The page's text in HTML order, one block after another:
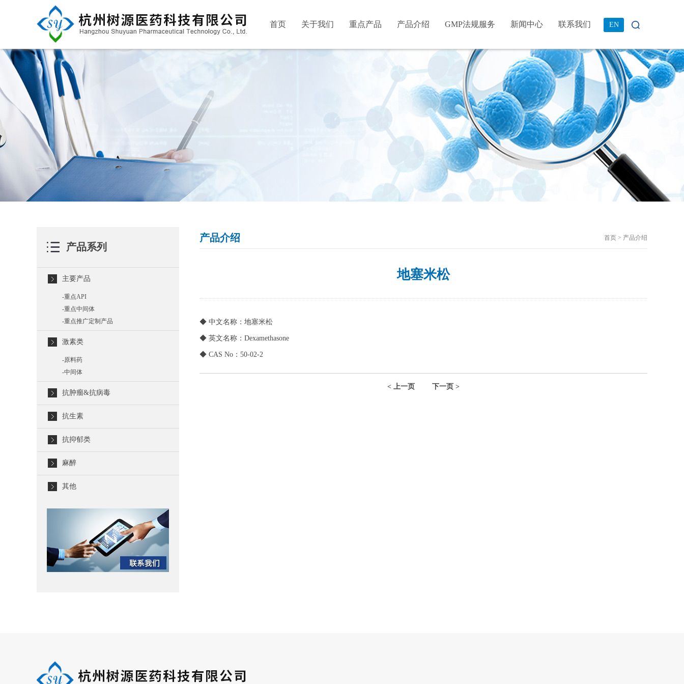
EN
首页 关于我们 重点产品 产品介绍 GMP法规服务 新闻中心 联系我们
产品系列
主要产品
-重点API
-重点中间体
-重点推广定制产品
激素类
-原料药
-中间体
抗肿瘤&抗病毒
抗生素
抗抑郁类
麻醉
其他
产品介绍 首页 > 产品介绍
地塞米松
◆ 中文名称：地塞米松
◆ 英文名称：Dexamethasone
◆ CAS No：50-02-2
< 上一页 下一页 >